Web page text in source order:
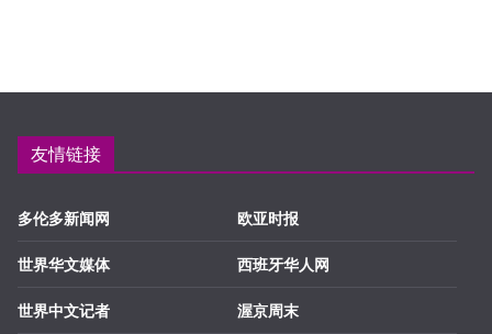
友情链接
多伦多新闻网
世界华文媒体
世界中文记者
欧亚时报
西班牙华人网
渥京周末